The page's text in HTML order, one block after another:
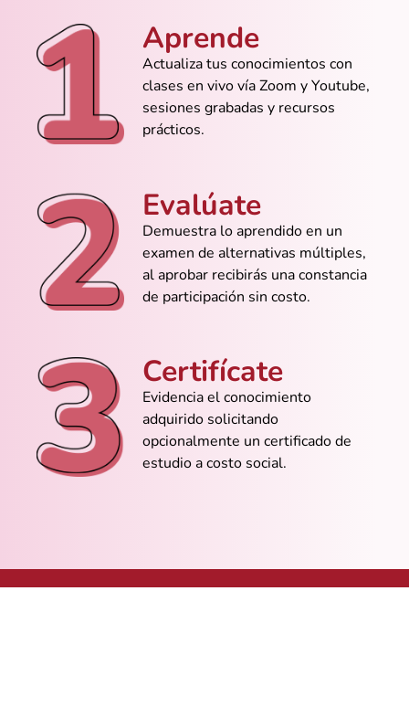
Explican sin vueltas, directo al grano. Me
gustó el ritmo que manejan
@María_Jiménez
@Emily_Torres
No sabía ni abrir Access y ya estoy
@Sebas_Rocha
Nunca pensé que un curso gratuito me
iba a servir tanto
Aprende
Actualiza tus conocimientos con
clases en vivo vía Zoom y Youtube,
sesiones grabadas y recursos
prácticos.
Evalúate
Demuestra lo aprendido en un
examen de alternativas múltiples,
al aprobar recibirás una constancia
de participación sin costo.
Certifícate
Evidencia el conocimiento
adquirido solicitando
opcionalmente un certificado de
estudio a costo social.